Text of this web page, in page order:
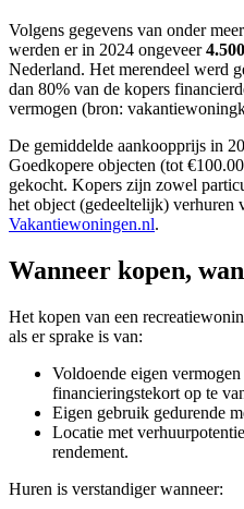
Volgens gegevens van onder
werden er in 2024 ongeveer
Nederland. Het merendeel werd
dan 80% van de kopers
vermogen (bron:
De gemiddelde aankoopprijs in
Goedkopere objecten (tot
gekocht. Kopers zijn zowel
het object (gedeeltelijk) verhuren
Vakantiewoningen.nl.
Wanneer kopen,
Het kopen van een
als er sprake is van:
Voldoende eigen
financieringstekort op te
Eigen gebruik gedurende
Locatie met
rendement.
Huren is verstandiger wanneer: